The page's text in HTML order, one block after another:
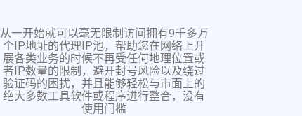
从一开始就可以毫无限制访问拥有9千多万
个IP地址的代理IP池，帮助您在网络上开
展各类业务的时候不再受任何地理位置或
者IP数量的限制，避开封号风险以及绕过
验证码的困扰，并且能够轻松与市面上的
绝大多数工具软件或程序进行整合，没有
使用门槛